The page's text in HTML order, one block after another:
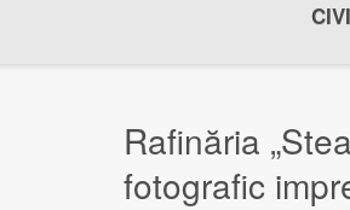
Rafinăria
fotografic